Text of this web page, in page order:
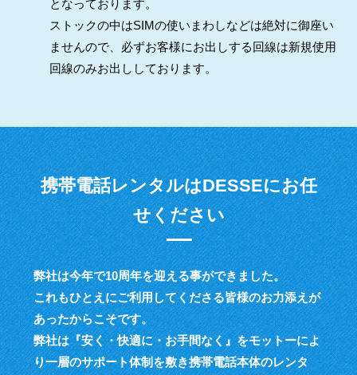
となっております。
ストックの中はSIMの使いまわしなどは絶対に御座い
ませんので、必ずお客様にお出しする回線は新規使用
回線のみお出ししております。
携帯電話レンタルはDESSEにお任
せください
弊社は今年で10周年を迎える事ができました。
これもひとえにご利用してくださる皆様のお力添えが
あったからこそです。
弊社は『安く・快適に・お手間なく』をモットーによ
り一層のサポート体制を敷き携帯電話本体のレンタ